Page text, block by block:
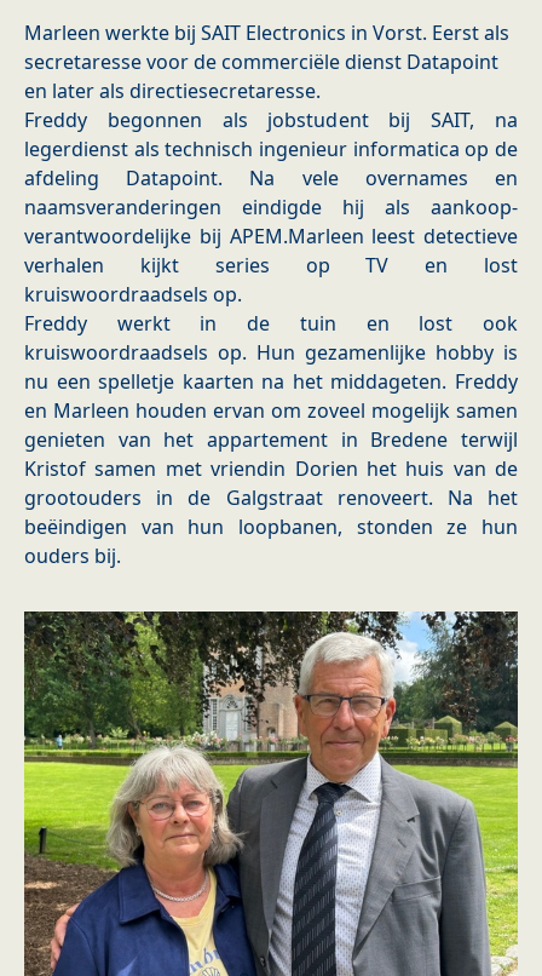
Marleen werkte bij SAIT Electronics in Vorst. Eerst als
secretaresse voor de commerciële dienst Datapoint
en later als directiesecretaresse.
Freddy begonnen als jobstudent bij SAIT, na
legerdienst als technisch ingenieur informatica op de
afdeling Datapoint. Na vele overnames en
naamsveranderingen eindigde hij als aankoop-
verantwoordelijke bij APEM.Marleen leest detectieve
verhalen kijkt series op TV en lost
kruiswoordraadsels op.
Freddy werkt in de tuin en lost ook
kruiswoordraadsels op. Hun gezamenlijke hobby is
nu een spelletje kaarten na het middageten. Freddy
en Marleen houden ervan om zoveel mogelijk samen
genieten van het appartement in Bredene terwijl
Kristof samen met vriendin Dorien het huis van de
grootouders in de Galgstraat renoveert. Na het
beëindigen van hun loopbanen, stonden ze hun
ouders bij.